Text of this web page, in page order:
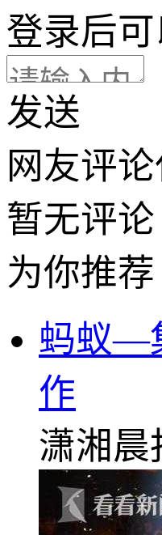
登录后
发送
网友评
暂无评论
为你推荐
蚂蚁—
作
潇湘晨